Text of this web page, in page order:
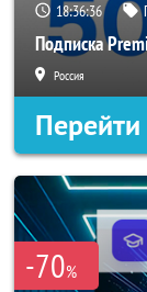
18:36:35
Подписка
Россия
Перейти
-70%